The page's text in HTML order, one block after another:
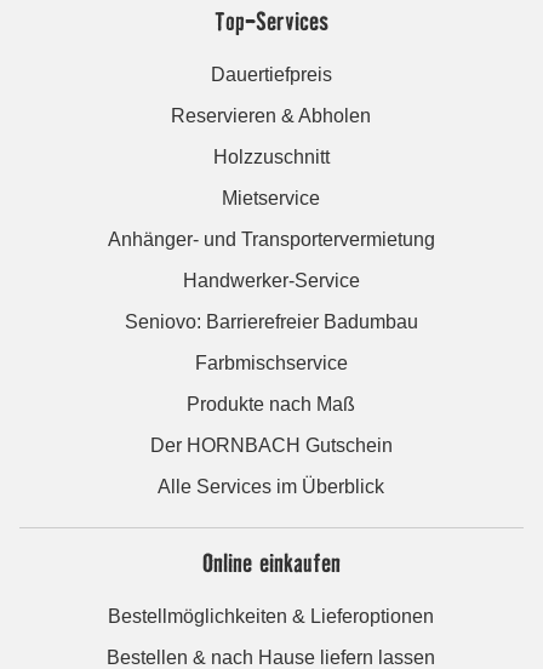
Top-Services
Dauertiefpreis
Reservieren & Abholen
Holzzuschnitt
Mietservice
Anhänger- und Transportervermietung
Handwerker-Service
Seniovo: Barrierefreier Badumbau
Farbmischservice
Produkte nach Maß
Der HORNBACH Gutschein
Alle Services im Überblick
Online einkaufen
Bestellmöglichkeiten & Lieferoptionen
Bestellen & nach Hause liefern lassen